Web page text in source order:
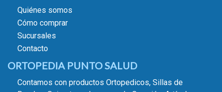
Quiénes somos
Cómo comprar
Sucursales
Contacto
ORTOPEDIA PUNTO SALUD
Contamos con productos Ortopedicos, Sillas de